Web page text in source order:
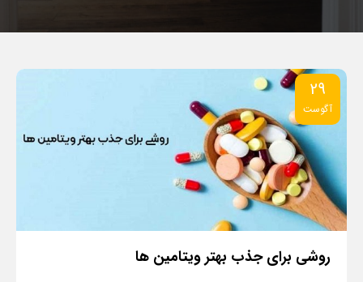
29
آگوست
روشی برای جذب بهتر ویتامین ها